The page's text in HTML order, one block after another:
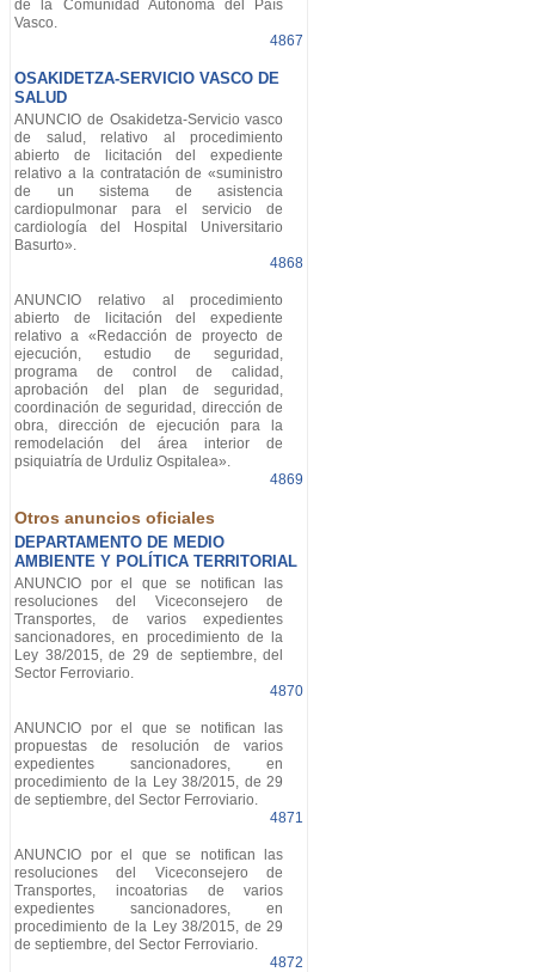
de la Comunidad Autónoma del País
Vasco.
4867
OSAKIDETZA-SERVICIO VASCO DE
SALUD
ANUNCIO de Osakidetza-Servicio vasco
de salud, relativo al procedimiento
abierto de licitación del expediente
relativo a la contratación de «suministro
de un sistema de asistencia
cardiopulmonar para el servicio de
cardiología del Hospital Universitario
Basurto».
4868
ANUNCIO relativo al procedimiento
abierto de licitación del expediente
relativo a «Redacción de proyecto de
ejecución, estudio de seguridad,
programa de control de calidad,
aprobación del plan de seguridad,
coordinación de seguridad, dirección de
obra, dirección de ejecución para la
remodelación del área interior de
psiquiatría de Urduliz Ospitalea».
4869
Otros anuncios oficiales
DEPARTAMENTO DE MEDIO
AMBIENTE Y POLÍTICA TERRITORIAL
ANUNCIO por el que se notifican las
resoluciones del Viceconsejero de
Transportes, de varios expedientes
sancionadores, en procedimiento de la
Ley 38/2015, de 29 de septiembre, del
Sector Ferroviario.
4870
ANUNCIO por el que se notifican las
propuestas de resolución de varios
expedientes sancionadores, en
procedimiento de la Ley 38/2015, de 29
de septiembre, del Sector Ferroviario.
4871
ANUNCIO por el que se notifican las
resoluciones del Viceconsejero de
Transportes, incoatorias de varios
expedientes sancionadores, en
procedimiento de la Ley 38/2015, de 29
de septiembre, del Sector Ferroviario.
4872